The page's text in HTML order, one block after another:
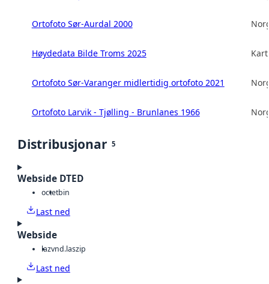
Ortofoto Sør-Aurdal 2000
Høydedata Bilde Troms 2025
Ortofoto Sør-Varanger midlertidig ortofoto 2021
Ortofoto Larvik - Tjølling - Brunlanes 1966
Distribusjonar 5
Webside DTED
octetbin
Last ned
Webside
lazvnd.laszip
Last ned